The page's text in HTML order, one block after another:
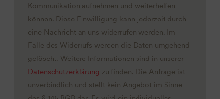
Kommunikation aufnehmen und weiterhelfen
können. Diese Einwilligung kann jederzeit durch
eine Nachricht an uns widerrufen werden. Im
Falle des Widerrufs werden die Daten umgehend
gelöscht. Weitere Informationen sind in unserer
Datenschutzerklärung zu finden. Die Anfrage ist
unverbindlich und stellt kein Angebot im Sinne